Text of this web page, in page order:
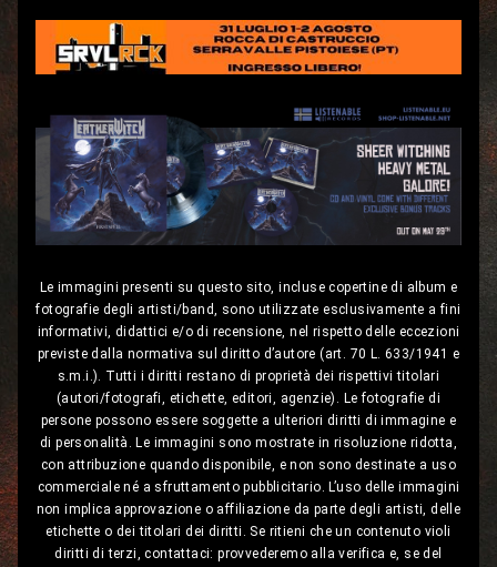
Le immagini presenti su questo sito, incluse copertine di album e
fotografie degli artisti/band, sono utilizzate esclusivamente a fini
informativi, didattici e/o di recensione, nel rispetto delle eccezioni
previste dalla normativa sul diritto d’autore (art. 70 L. 633/1941 e
s.m.i.). Tutti i diritti restano di proprietà dei rispettivi titolari
(autori/fotografi, etichette, editori, agenzie). Le fotografie di
persone possono essere soggette a ulteriori diritti di immagine e
di personalità. Le immagini sono mostrate in risoluzione ridotta,
con attribuzione quando disponibile, e non sono destinate a uso
commerciale né a sfruttamento pubblicitario. L’uso delle immagini
non implica approvazione o affiliazione da parte degli artisti, delle
etichette o dei titolari dei diritti. Se ritieni che un contenuto violi
diritti di terzi, contattaci: provvederemo alla verifica e, se del